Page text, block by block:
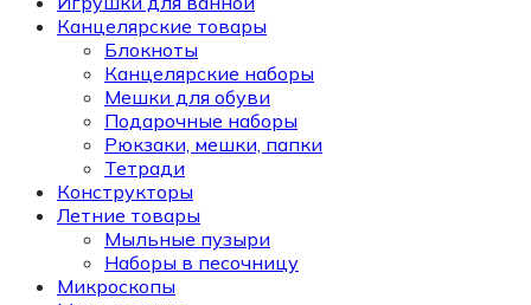
Канцелярские товары
Блокноты
Канцелярские наборы
Мешки для обуви
Подарочные наборы
Рюкзаки, мешки, папки
Тетради
Конструкторы
Летние товары
Мыльные пузыри
Наборы в песочницу
Микроскопы